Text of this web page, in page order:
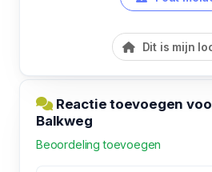
Dit is mijn
Reactie toevoegen
Balkweg
Beoordeling toevoegen